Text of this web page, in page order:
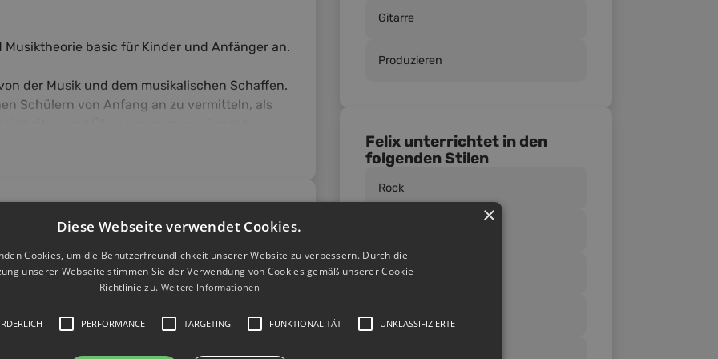
basic für Kinder und Anfänger an.
der Musik und dem musikalischen Schaffen.
Schülern von Anfang an zu vermitteln, als
können und ein Instrument zu spielen
das Gitarrespielen beizubringen,
Unterricht zu nehmen und dies über die
Gymnasium mit dem Schwerpunkt
Studium („audio engineering)
selbst Unterricht gegeben und spiele und
habe ich einen Bezug zur
Gitarre
Produzieren
Felix unterrichtet in den
folgenden Stilen
Rock
Blues
×
Diese Webseite verwendet Cookies.
Cookies, um die Benutzerfreundlichkeit unserer Website zu verbessern. Durch die
unserer Webseite stimmen Sie der Verwendung von Cookies gemäß unserer Cookie-
Richtlinie zu. Weitere Informationen
PERFORMANCE TARGETING FUNKTIONALITÄT UNKLASSIFIZIERTE